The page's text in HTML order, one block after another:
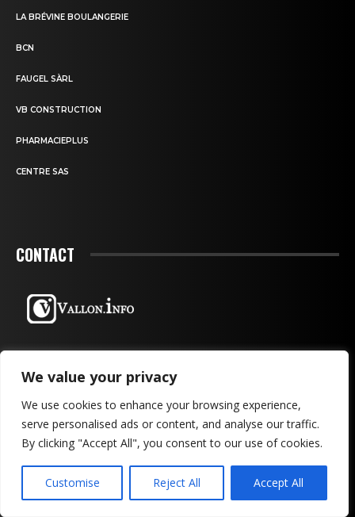
We value your privacy
We use cookies to enhance your browsing experience,
serve personalised ads or content, and analyse our traffic.
By clicking "Accept All", you consent to our use of cookies.
Customise Reject All Accept All
LA BRÉVINE BOULANGERIE
BCN
FAUGEL SÀRL
VB CONSTRUCTION
PHARMACIEPLUS
CENTRE SAS
CONTACT
MENTIONS LÉGALES & CONFIDENTIALITÉ PUBLICITÉ
CONTACTEZ-NOUS!